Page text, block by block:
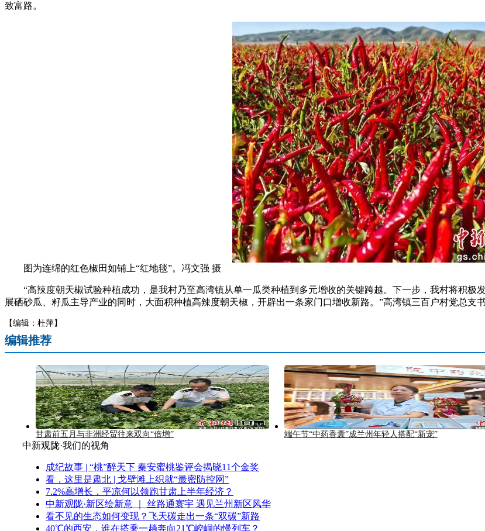
致富路。
图为连绵的红色椒田如铺上“红地毯”。冯文强 摄
“高辣度朝天椒试验种植成功，是我村乃至高湾镇从单一瓜类种植到多元增收的关键跨越。下一步，我村将积极
展硒砂瓜、籽瓜主导产业的同时，大面积种植高辣度朝天椒，开辟出一条家门口增收新路。”高湾镇三百户村党总支
【编辑：杜萍】
编辑推荐
甘肃前五月与非洲经贸往来双向“倍增” 端午节“中药香囊”成兰州年轻人搭配“新宠”
中新观陇·我们的视角
成纪故事 | “桃”醉天下 秦安蜜桃鉴评会揭晓11个金奖
看，这里是肃北 | 戈壁滩上织就“最密防控网”
7.2%高增长，平凉何以领跑甘肃上半年经济？
中新观陇·新区绘新意 ｜ 丝路通寰宇 遇见兰州新区风华
看不见的生态如何变现？飞天碳走出一条“双碳”新路
40℃的西安，谁在搭乘一趟奔向21℃崆峒的慢列车？